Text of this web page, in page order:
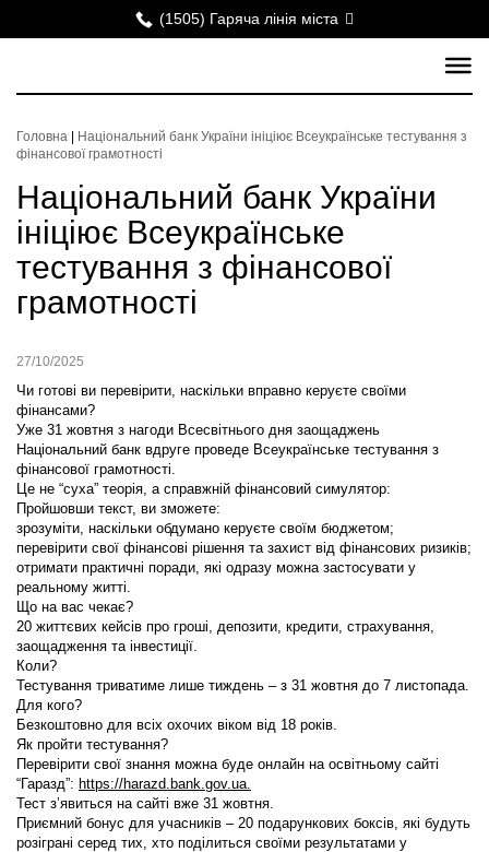
(1505) Гаряча лінія міста
Головна
Національний банк України ініціює Всеукраїнське тестування з
фінансової грамотності
Національний банк України
ініціює Всеукраїнське
тестування з фінансової
грамотності
27/10/2025
Чи готові ви перевірити, наскільки вправно керуєте своїми
фінансами?
Уже 31 жовтня з нагоди Всесвітнього дня заощаджень
Національний банк вдруге проведе Всеукраїнське тестування з
фінансової грамотності.
Це не “суха” теорія, а справжній фінансовий симулятор:
Пройшовши текст, ви зможете:
зрозуміти, наскільки обдумано керуєте своїм бюджетом;
перевірити свої фінансові рішення та захист від фінансових ризиків;
отримати практичні поради, які одразу можна застосувати у
реальному житті.
Що на вас чекає?
20 життєвих кейсів про гроші, депозити, кредити, страхування,
заощадження та інвестиції.
Коли?
Тестування триватиме лише тиждень – з 31 жовтня до 7 листопада.
Для кого?
Безкоштовно для всіх охочих віком від 18 років.
Як пройти тестування?
Перевірити свої знання можна буде онлайн на освітньому сайті
“Гаразд”: https://harazd.bank.gov.ua.
Тест з’явиться на сайті вже 31 жовтня.
Приємний бонус для учасників – 20 подарункових боксів, які будуть
розіграні серед тих, хто поділиться своїми результатами у